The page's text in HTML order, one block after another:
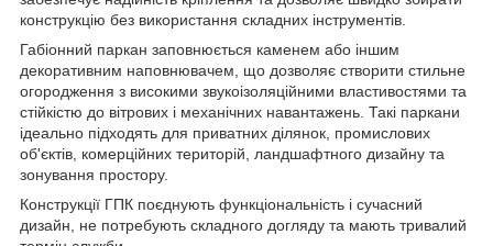
конструкцію без використання складних інструментів.
Габіонний паркан заповнюється каменем або іншим
декоративним наповнювачем, що дозволяє створити стильне
огородження з високими звукоізоляційними властивостями та
стійкістю до вітрових і механічних навантажень. Такі паркани
ідеально підходять для приватних ділянок, промислових
об'єктів, комерційних територій, ландшафтного дизайну та
зонування простору.
Конструкції ГПК поєднують функціональність і сучасний
дизайн, не потребують складного догляду та мають тривалий